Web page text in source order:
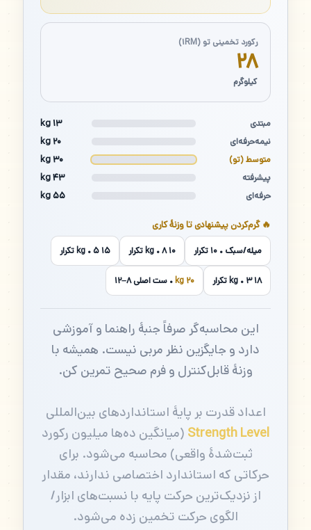
رکورد تخمینی تو (۱RM)
۲۸
کیلوگرم
مبتدی ۱۳ kg
نیمه‌حرفه‌ای ۲۰ kg
متوسط (تو) ۳۰ kg
پیشرفته ۴۳ kg
حرفه‌ای ۵۵ kg
🔥 گرم‌کردن پیشنهادی تا وزنهٔ کاری
میله/سبک • ۱۰ تکرار ۱۰ kg • ۸ تکرار ۱۵ kg • ۵ تکرار
۱۸ kg • ۳ تکرار ۲۰ kg • ست اصلی ۸–۱۲
این محاسبه‌گر صرفاً جنبهٔ راهنما و آموزشی
دارد و جایگزین نظر مربی نیست. همیشه با
وزنهٔ قابل‌کنترل و فرم صحیح تمرین کن.
اعداد قدرت بر پایهٔ استانداردهای بین‌المللی
Strength Level (میانگین ده‌ها میلیون رکورد
ثبت‌شدهٔ واقعی) محاسبه می‌شود. برای
حرکاتی که استاندارد اختصاصی ندارند، مقدار
از نزدیک‌ترین حرکت پایه با نسبت‌های ابزار/
الگوی حرکت تخمین زده می‌شود.